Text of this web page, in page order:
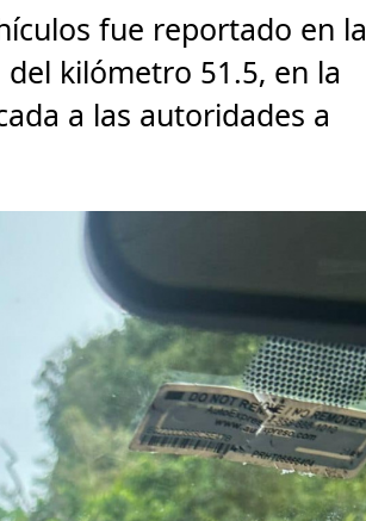
fue reportado en la
kilómetro 51.5, en la
a las autoridades a